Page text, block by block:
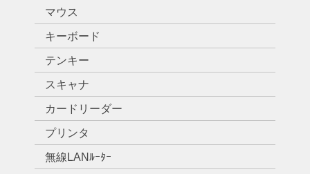
マウス
キーボード
テンキー
スキャナ
カードリーダー
プリンタ
無線LANﾙｰﾀｰ